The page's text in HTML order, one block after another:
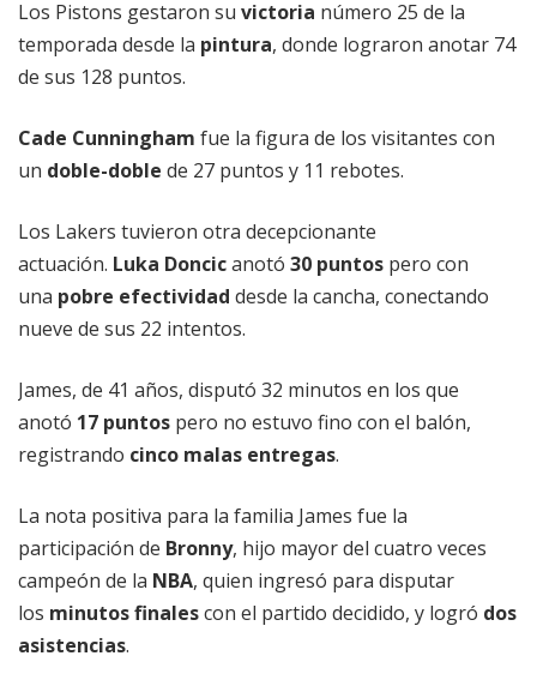
Los Pistons gestaron su victoria número 25 de la
temporada desde la pintura, donde lograron anotar 74
de sus 128 puntos.
Cade Cunningham fue la figura de los visitantes con
un doble-doble de 27 puntos y 11 rebotes.
Los Lakers tuvieron otra decepcionante
actuación. Luka Doncicanotó 30 puntos pero con
una pobre efectividad desde la cancha, conectando
nueve de sus 22 intentos.
James, de 41 años, disputó 32 minutos en los que
anotó 17 puntos pero no estuvo fino con el balón,
registrando cinco malas entregas.
La nota positiva para la familia James fue la
participación de Bronny, hijo mayor del cuatro veces
campeón de la NBA, quien ingresó para disputar
los minutos finalescon el partido decidido, y logró dos
asistencias.